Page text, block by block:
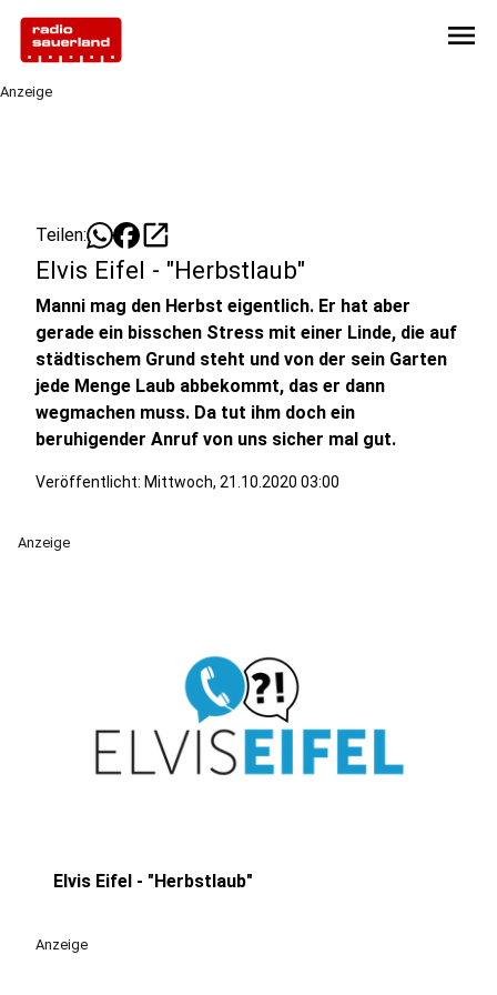
menu
Anzeige
Teilen: open_in_new
Elvis Eifel - "Herbstlaub"
Manni mag den Herbst eigentlich. Er hat aber
gerade ein bisschen Stress mit einer Linde, die auf
städtischem Grund steht und von der sein Garten
jede Menge Laub abbekommt, das er dann
wegmachen muss. Da tut ihm doch ein
beruhigender Anruf von uns sicher mal gut.
Veröffentlicht: Mittwoch, 21.10.2020 03:00
Anzeige
Elvis Eifel - "Herbstlaub"
Anzeige